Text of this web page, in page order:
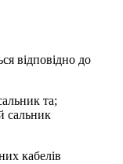
відповідно до
та;
сальник
кабелів